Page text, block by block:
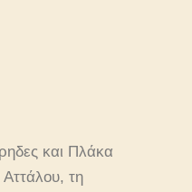
και Πλάκα
τη